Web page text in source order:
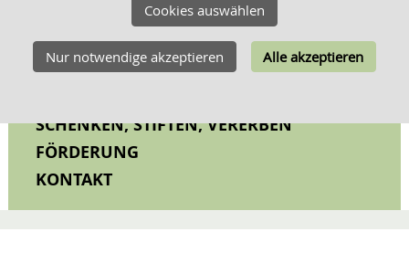
FILME
VERANSTALTUNGEN
SCHENKEN, STIFTEN, VERERBEN
FÖRDERUNG
KONTAKT
Cookies auswählen
Nur notwendige akzeptieren Alle akzeptieren